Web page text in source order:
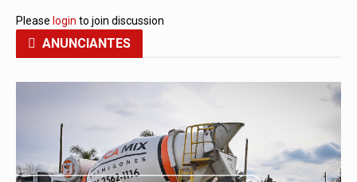
Please login to join discussion
ANUNCIANTES